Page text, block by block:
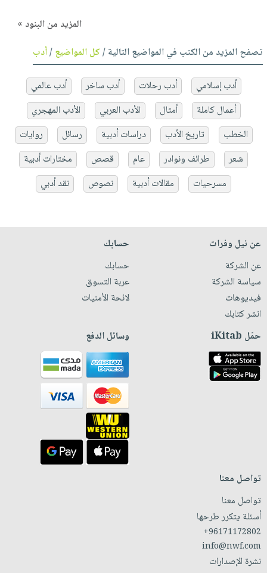
المزيد من البنود »
تصفح المزيد من الكتب في المواضيع التالية /كل المواضيع/أدب
أدب إسلامي أدب رحلات أدب ساخر
أدب عالمي
أعمال كاملة
أمثال الأدب العربي
الأدب المهجري
الخطب
تاريخ الأدب دراسات أدبية رسائل
روايات
شعر
طرائف ونوادر عام قصص
مختارات أدبية
مسرحيات
مقالات أدبية نصوص نقد أدبي
عن نيل وفرات
عن الشركة
سياسة الشركة
فيديوهات
انشر كتابك
حسابك
حسابك
عربة التسوق
لائحة الأمنيات
حمّل iKitab وسائل الدفع
تواصل معنا
تواصل معنا
أسئلة يتكرر طرحها
+96171172802
info@nwf.com
نشرة الإصدارات